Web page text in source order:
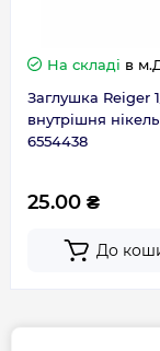
На складі в
Заглушка Reiger
внутрішня нікель
6554438
25.00 ₴
До